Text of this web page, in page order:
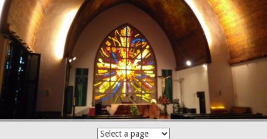
Skip
to
content